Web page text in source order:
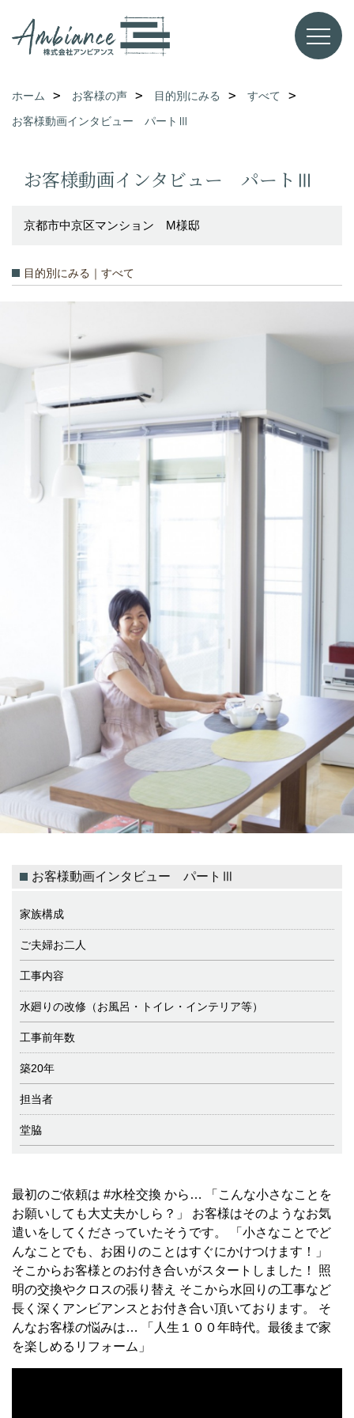
ホーム お客様の声 目的別にみる
すべて
お客様動画インタビュー パートⅢ
お客様動画インタビュー パートⅢ
京都市中京区マンション M様邸
目的別にみる｜すべて
お客様動画インタビュー パートⅢ
家族構成
ご夫婦お二人
工事内容
水廻りの改修（お風呂・トイレ・インテリア等）
工事前年数
築20年
担当者
堂脇
最初のご依頼は #水栓交換 から… 「こんな小さなことを
お願いしても大丈夫かしら？」 お客様はそのようなお気
遣いをしてくださっていたそうです。 「小さなことでど
んなことでも、お困りのことはすぐにかけつけます！」
そこからお客様とのお付き合いがスタートしました！ 照
明の交換やクロスの張り替え そこから水回りの工事など
長く深くアンビアンスとお付き合い頂いております。 そ
んなお客様の悩みは… 「人生１００年時代。最後まで家
を楽しめるリフォーム」